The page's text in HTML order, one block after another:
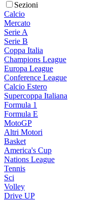
Sezioni
Calcio
Mercato
Serie A
Serie B
Coppa Italia
Champions League
Europa League
Conference League
Calcio Estero
Supercoppa Italiana
Formula 1
Formula E
MotoGP
Altri Motori
Basket
America's Cup
Nations League
Tennis
Sci
Volley
Drive UP